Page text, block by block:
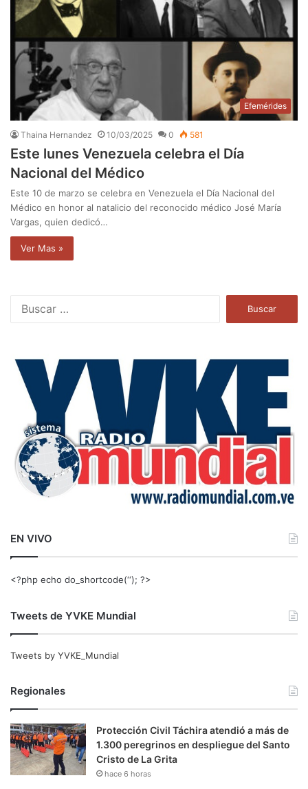
Efemérides
Thaina Hernandez 10/03/2025 0 581
Este lunes Venezuela celebra el Día
Nacional del Médico
Este 10 de marzo se celebra en Venezuela el Día Nacional del
Médico en honor al natalicio del reconocido médico José María
Vargas, quien dedicó…
Ver Mas »
a
EN VIVO
<?php echo do_shortcode(‘‘); ?>
Tweets de YVKE Mundial
Tweets by YVKE_Mundial
Regionales
Protección Civil Táchira atendió a más de
1.300 peregrinos en despliegue del Santo
Cristo de La Grita
hace 6 horas